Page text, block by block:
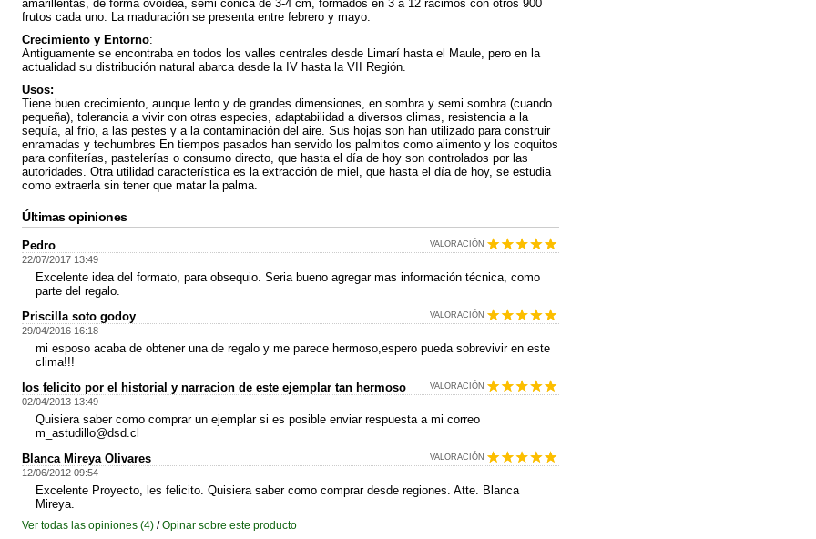
amarillentas, de forma ovoidea, semi cónica de 3-4 cm, formados en 3 a 12 racimos con otros 900
frutos cada uno. La maduración se presenta entre febrero y mayo.
Crecimiento y Entorno:
Antiguamente se encontraba en todos los valles centrales desde Limarí hasta el Maule, pero en la
actualidad su distribución natural abarca desde la IV hasta la VII Región.
Usos:
Tiene buen crecimiento, aunque lento y de grandes dimensiones, en sombra y semi sombra (cuando
pequeña), tolerancia a vivir con otras especies, adaptabilidad a diversos climas, resistencia a la
sequía, al frío, a las pestes y a la contaminación del aire. Sus hojas son han utilizado para construir
enramadas y techumbres En tiempos pasados han servido los palmitos como alimento y los coquitos
para confiterías, pastelerías o consumo directo, que hasta el día de hoy son controlados por las
autoridades. Otra utilidad característica es la extracción de miel, que hasta el día de hoy, se estudia
como extraerla sin tener que matar la palma.
Últimas opiniones
Pedro
22/07/2017 13:49
Excelente idea del formato, para obsequio. Seria bueno agregar mas información técnica, como
parte del regalo.
VALORACIÓN
Priscilla soto godoy
29/04/2016 16:18
mi esposo acaba de obtener una de regalo y me parece hermoso,espero pueda sobrevivir en este
clima!!!
VALORACIÓN
los felicito por el historial y narracion de este ejemplar tan hermoso
02/04/2013 13:49
Quisiera saber como comprar un ejemplar si es posible enviar respuesta a mi correo
m_astudillo@dsd.cl
VALORACIÓN
Blanca Mireya Olivares
12/06/2012 09:54
Excelente Proyecto, les felicito. Quisiera saber como comprar desde regiones. Atte. Blanca
Mireya.
VALORACIÓN
Ver todas las opiniones (4) /Opinar sobre este producto